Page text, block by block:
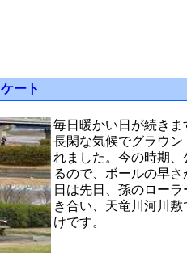
ート
毎日暖かい日が続きま
長閑な気候でグラウ
れました。今の時期
るので、ボールの早
日は先日、孫のロー
き合い、天竜川河川
けです。